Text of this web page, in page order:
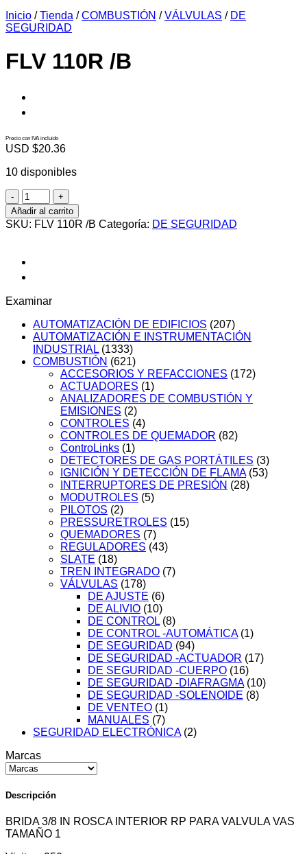
Inicio / Tienda / COMBUSTIÓN / VÁLVULAS / DE
SEGURIDAD
FLV 110R /B
Precio con IVA incluido
USD $20.36
10 disponibles
FLV
110R
/B
cantidad
Añadir al carrito
SKU: FLV 110R /B Categoría: DE SEGURIDAD
Examinar
AUTOMATIZACIÓN DE EDIFICIOS (207)
AUTOMATIZACIÓN E INSTRUMENTACIÓN
INDUSTRIAL (1333)
COMBUSTIÓN (621)
ACCESORIOS Y REFACCIONES (172)
ACTUADORES (1)
ANALIZADORES DE COMBUSTIÓN Y
EMISIONES (2)
CONTROLES (4)
CONTROLES DE QUEMADOR (82)
ControLinks (1)
DETECTORES DE GAS PORTÁTILES (3)
IGNICIÓN Y DETECCIÓN DE FLAMA (53)
INTERRUPTORES DE PRESIÓN (28)
MODUTROLES (5)
PILOTOS (2)
PRESSURETROLES (15)
QUEMADORES (7)
REGULADORES (43)
SLATE (18)
TREN INTEGRADO (7)
VÁLVULAS (178)
DE AJUSTE (6)
DE ALIVIO (10)
DE CONTROL (8)
DE CONTROL -AUTOMÁTICA (1)
DE SEGURIDAD (94)
DE SEGURIDAD -ACTUADOR (17)
DE SEGURIDAD -CUERPO (16)
DE SEGURIDAD -DIAFRAGMA (10)
DE SEGURIDAD -SOLENOIDE (8)
DE VENTEO (1)
MANUALES (7)
SEGURIDAD ELECTRÓNICA (2)
Marcas
Descripción
BRIDA 3/8 IN ROSCA INTERIOR RP PARA VALVULA VAS
TAMAÑO 1